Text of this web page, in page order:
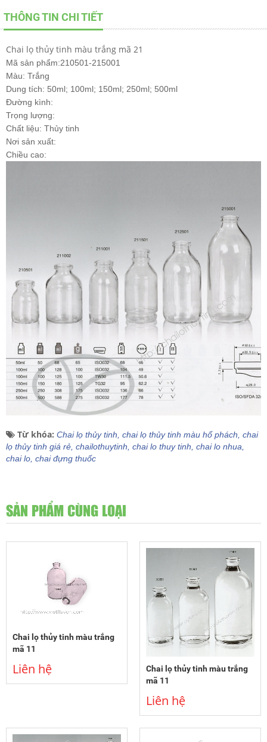
THÔNG TIN CHI TIẾT
Chai lọ thủy tinh màu trắng mã 21
Mã sản phẩm:210501-215001
Màu: Trắng
Dung tích: 50ml; 100ml; 150ml; 250ml; 500ml
Đường kình:
Trọng lượng:
Chất liệu: Thủy tinh
Nơi sản xuất:
Chiều cao:
Từ khóa: Chai lọ thủy tinh, chai lọ thủy tinh màu hổ phách, chai
lọ thủy tinh giá rẻ, chailothuytinh, chai lo thuy tinh, chai lo nhua,
chai lo, chai đựng thuốc
SẢN PHẨM CÙNG LOẠI
Chai lọ thủy tinh màu trắng
mã 11
Liên hệ
Chai lọ thủy tinh màu trắng
mã 11
Liên hệ